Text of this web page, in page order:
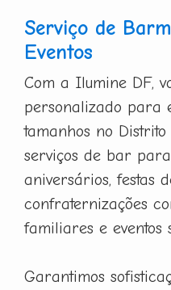
Serviço de
Eventos
Com a Ilumine DF,
personalizado para
tamanhos no
serviços de bar para
aniversários, festas
confraternizações
familiares e eventos
Garantimos